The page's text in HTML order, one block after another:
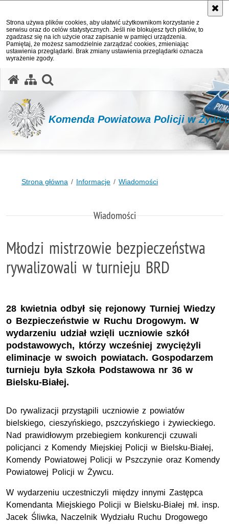
Strona używa plików cookies, aby ułatwić użytkownikom korzystanie z
serwisu oraz do celów statystycznych. Jeśli nie blokujesz tych plików, to
zgadzasz się na ich użycie oraz zapisanie w pamięci urządzenia.
Pamiętaj, że możesz samodzielnie zarządzać cookies, zmieniając
ustawienia przeglądarki. Brak zmiany ustawienia przeglądarki oznacza
wyrażenie zgody.
Komenda Powiatowa Policji w
Strona główna Informacje Wiadomości
Wiadomości
Młodzi mistrzowie bezpieczeństwa
rywalizowali w turnieju BRD
28 kwietnia odbył się rejonowy Turniej Wiedzy
o Bezpieczeństwie w Ruchu Drogowym. W
wydarzeniu udział wzięli uczniowie szkół
podstawowych, którzy wcześniej zwyciężyli
eliminacje w swoich powiatach. Gospodarzem
turnieju była Szkoła Podstawowa nr 36 w
Bielsku-Białej.
Do rywalizacji przystąpili uczniowie z powiatów
bielskiego, cieszyńskiego, pszczyńskiego i żywieckiego.
Nad prawidłowym przebiegiem konkurencji czuwali
policjanci z Komendy Miejskiej Policji w Bielsku-Białej,
Komendy Powiatowej Policji w Pszczynie oraz Komendy
Powiatowej Policji w Żywcu.
W wydarzeniu uczestniczyli między innymi Zastępca
Komendanta Miejskiego Policji w Bielsku-Białej mł. insp.
Jacek Śliwka, Naczelnik Wydziału Ruchu Drogowego